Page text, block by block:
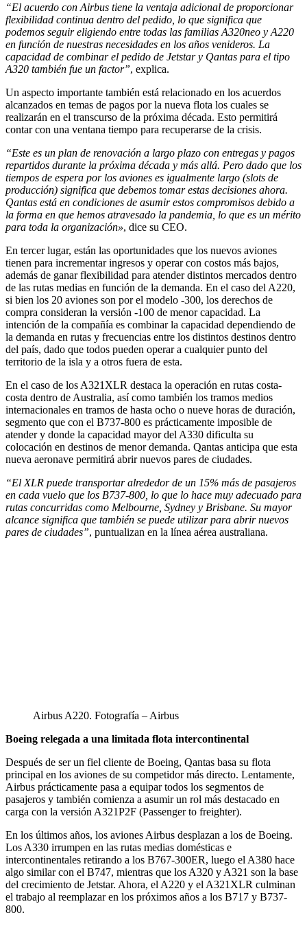
“El acuerdo con Airbus tiene la ventaja adicional de proporcionar
flexibilidad continua dentro del pedido, lo que significa que
podemos seguir eligiendo entre todas las familias A320neo y A220
en función de nuestras necesidades en los años venideros. La
capacidad de combinar el pedido de Jetstar y Qantas para el tipo
A320 también fue un factor”, explica.
Un aspecto importante también está relacionado en los acuerdos
alcanzados en temas de pagos por la nueva flota los cuales se
realizarán en el transcurso de la próxima década. Esto permitirá
contar con una ventana tiempo para recuperarse de la crisis.
“Este es un plan de renovación a largo plazo con entregas y pagos
repartidos durante la próxima década y más allá. Pero dado que los
tiempos de espera por los aviones es igualmente largo (slots de
producción) significa que debemos tomar estas decisiones ahora.
Qantas está en condiciones de asumir estos compromisos debido a
la forma en que hemos atravesado la pandemia, lo que es un mérito
para toda la organización», dice su CEO.
En tercer lugar, están las oportunidades que los nuevos aviones
tienen para incrementar ingresos y operar con costos más bajos,
además de ganar flexibilidad para atender distintos mercados dentro
de las rutas medias en función de la demanda. En el caso del A220,
si bien los 20 aviones son por el modelo -300, los derechos de
compra consideran la versión -100 de menor capacidad. La
intención de la compañía es combinar la capacidad dependiendo de
la demanda en rutas y frecuencias entre los distintos destinos dentro
del país, dado que todos pueden operar a cualquier punto del
territorio de la isla y a otros fuera de esta.
En el caso de los A321XLR destaca la operación en rutas costa-
costa dentro de Australia, así como también los tramos medios
internacionales en tramos de hasta ocho o nueve horas de duración,
segmento que con el B737-800 es prácticamente imposible de
atender y donde la capacidad mayor del A330 dificulta su
colocación en destinos de menor demanda. Qantas anticipa que esta
nueva aeronave permitirá abrir nuevos pares de ciudades.
“El XLR puede transportar alrededor de un 15% más de pasajeros
en cada vuelo que los B737-800, lo que lo hace muy adecuado para
rutas concurridas como Melbourne, Sydney y Brisbane. Su mayor
alcance significa que también se puede utilizar para abrir nuevos
pares de ciudades”, puntualizan en la línea aérea australiana.
Airbus A220. Fotografía – Airbus
Boeing relegada a una limitada flota intercontinental
Después de ser un fiel cliente de Boeing, Qantas basa su flota
principal en los aviones de su competidor más directo. Lentamente,
Airbus prácticamente pasa a equipar todos los segmentos de
pasajeros y también comienza a asumir un rol más destacado en
carga con la versión A321P2F (Passenger to freighter).
En los últimos años, los aviones Airbus desplazan a los de Boeing.
Los A330 irrumpen en las rutas medias domésticas e
intercontinentales retirando a los B767-300ER, luego el A380 hace
algo similar con el B747, mientras que los A320 y A321 son la base
del crecimiento de Jetstar. Ahora, el A220 y el A321XLR culminan
el trabajo al reemplazar en los próximos años a los B717 y B737-
800.